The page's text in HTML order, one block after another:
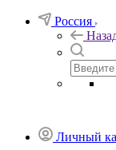
Россия
Личный